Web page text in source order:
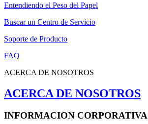
Entendiendo el Peso del Papel
Buscar un Centro de Servicio
Soporte de Producto
FAQ
ACERCA DE NOSOTROS
ACERCA DE NOSOTROS
INFORMACION CORPORATIVA